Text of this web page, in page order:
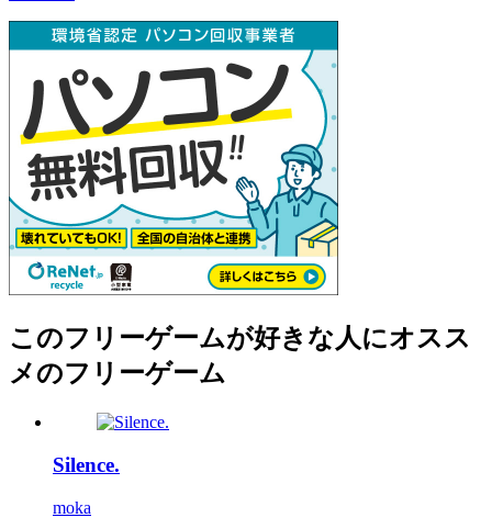
このフリーゲームが好きな人にオスス
メのフリーゲーム
Silence.
moka